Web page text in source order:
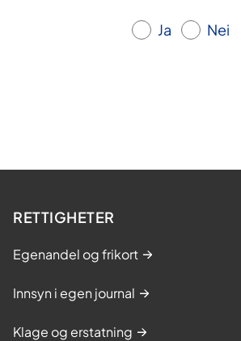
Ja Nei
RETTIGHETER
Egenandel og frikort
Innsyn i egen journal
Klage og erstatning